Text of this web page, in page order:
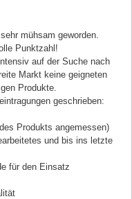
mühsam geworden.
Punktzahl!
auf der Suche nach
Markt keine geigneten
Produkte.
geschrieben:
Produkts angemessen)
und bis ins letzte
für den Einsatz